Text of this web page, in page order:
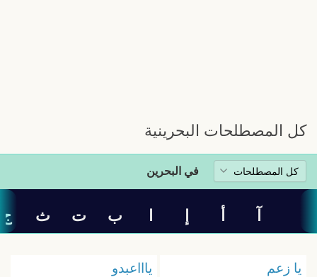
كل المصطلحات البحرينية
في البحرين
آ أ إ ا ب ت ث ج
يا زعم
ياااعبدو